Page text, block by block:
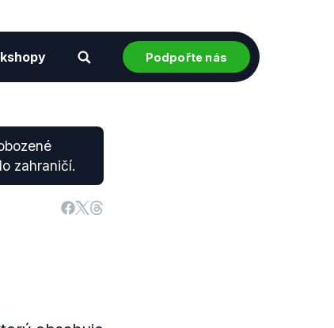
Podpořte nás
zahraničí.